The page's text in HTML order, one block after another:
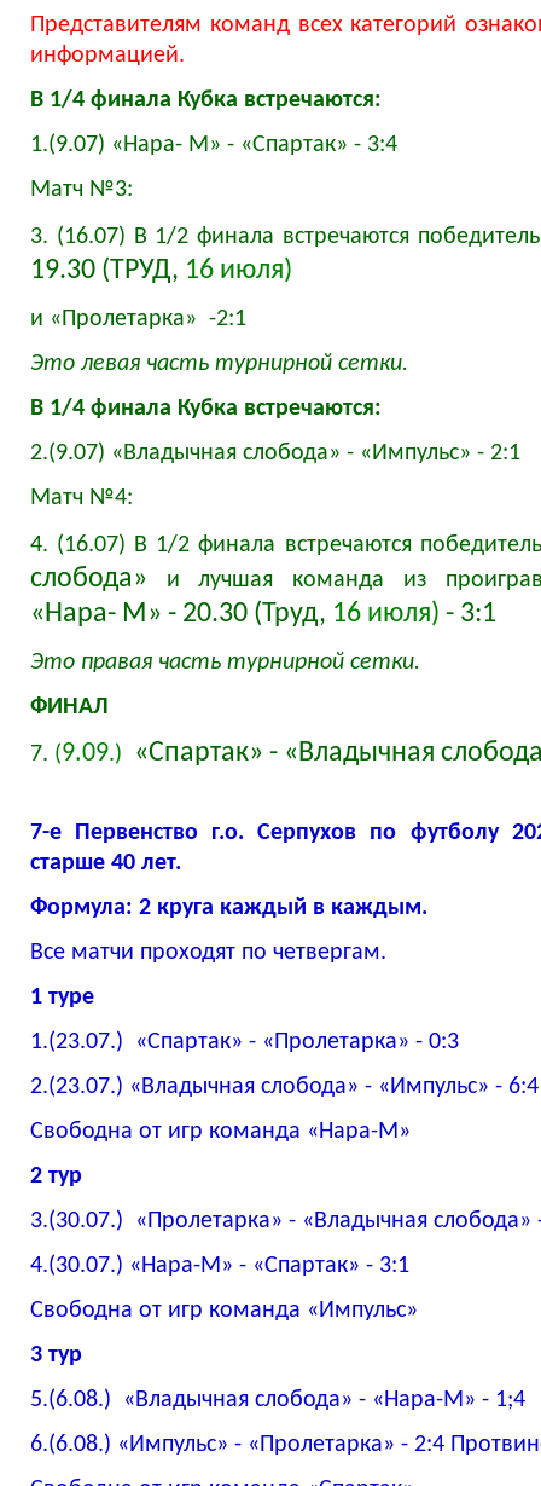
Представителям команд всех категорий
информацией.
В 1/4 финала Кубка встречаются:
1.(9.07) «Нара- М» - «Спартак» - 3:4
Матч №3:
3. (16.07) В 1/2 финала встречаются
19.30 (ТРУД, 16 июля)
и «Пролетарка» -2:1
Это левая часть турнирной сетки.
В 1/4 финала Кубка встречаются:
2.(9.07) «Владычная слобода» - «Импульс» - 2:1
Матч №4:
4. (16.07) В 1/2 финала встречаются
слобода» и лучшая команда из
«Нара- М» - 20.30 (Труд, 16 июля) - 3:1
Это правая часть турнирной сетки.
ФИНАЛ
7. (9.09.) «Спартак» - «Владычная
7-е Первенство г.о. Серпухов по футболу
старше 40 лет.
Формула: 2 круга каждый в каждым.
Все матчи проходят по четвергам.
1 туре
1.(23.07.) «Спартак» - «Пролетарка» - 0:3
2.(23.07.) «Владычная слобода» - «Импульс» - 6:4
Свободна от игр команда «Нара-М»
2 тур
3.(30.07.) «Пролетарка» - «Владычная
4.(30.07.) «Нара-М» - «Спартак» - 3:1
Свободна от игр команда «Импульс»
3 тур
5.(6.08.) «Владычная слобода» - «Нара-М» - 1;4
6.(6.08.) «Импульс» - «Пролетарка» - 2:4